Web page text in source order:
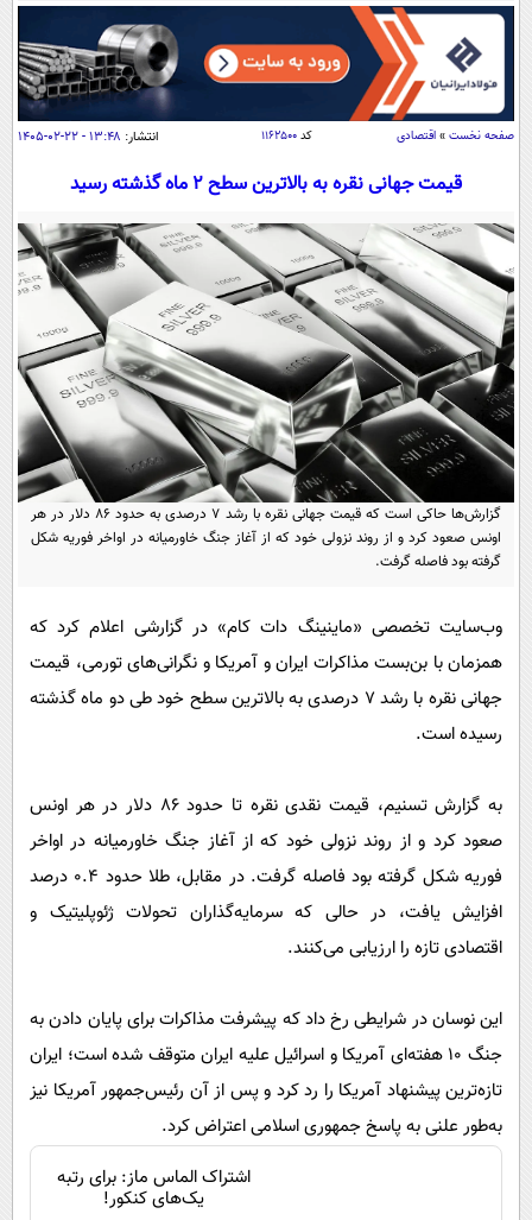
سیاسی
اقتصاد
اقتصادی
خودرو
جامعه
اجتماعی
یک برش دانایی
محیط زیست
سفر و تفریح
ورزشی
بین الملل
علم و دانش
فناوری و It
اخبار کریپتو
قرآن
گوناگون
سرگرمی
باشگاه مغز
مجله تصویری سلاح
فیلم
اقتصاد
ورزش
سیاست
سرگرمی
گوناگون
حوادث
فرهنگی
بین الملل
عصر ایران 2
خواندنی ها و دیدنی ها
داستان کوتاه
پیامک
آشپزی
دانلود
آموزش زبان
صفحه نخست » اقتصادی کد ۱۱۶۲۵۰۰ انتشار: ۱۳:۴۸ - ۲۲-۰۲-۱۴۰۵
قیمت جهانی نقره به بالاترین سطح 2 ماه گذشته رسید
گزارش‌ها حاکی است که قیمت جهانی نقره با رشد 7 درصدی به حدود 86 دلار در هر
اونس صعود کرد و از روند نزولی خود که از آغاز جنگ خاورمیانه در اواخر فوریه شکل
گرفته بود فاصله گرفت.
وب‌سایت تخصصی «ماینینگ دات کام» در گزارشی اعلام کرد که
همزمان با بن‌بست مذاکرات ایران و آمریکا و نگرانی‌های تورمی، قیمت
جهانی نقره با رشد 7 درصدی به بالاترین سطح خود طی دو ماه گذشته
رسیده است.
به گزارش تسنیم، قیمت نقدی نقره تا حدود 86 دلار در هر اونس
صعود کرد و از روند نزولی خود که از آغاز جنگ خاورمیانه در اواخر
فوریه شکل گرفته بود فاصله گرفت. در مقابل، طلا حدود 0.4 درصد
افزایش یافت، در حالی که سرمایه‌گذاران تحولات ژئوپلیتیک و
اقتصادی تازه را ارزیابی می‌کنند.
این نوسان در شرایطی رخ داد که پیشرفت مذاکرات برای پایان دادن به
جنگ 10 هفته‌ای آمریکا و اسرائیل علیه ایران متوقف شده است؛ ایران
تازه‌ترین پیشنهاد آمریکا را رد کرد و پس از آن رئیس‌جمهور آمریکا نیز
به‌طور علنی به پاسخ جمهوری اسلامی اعتراض کرد.
اشتراک الماس ماز: برای رتبه
یک‌های کنکور!